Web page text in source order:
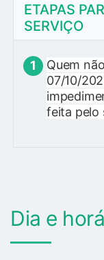
ETAPAS
SERVIÇO
Quem
07/10/
feita pelo
Dia e